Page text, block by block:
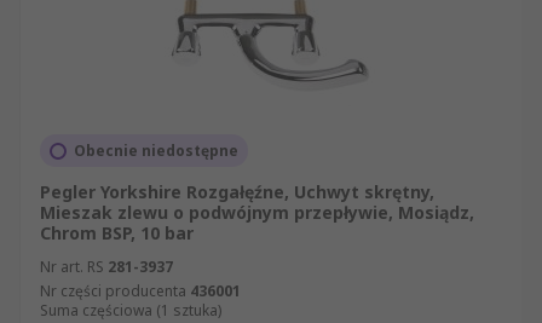
Obecnie niedostępne
Pegler Yorkshire Rozgałęźne, Uchwyt skrętny,
Mieszak zlewu o podwójnym przepływie, Mosiądz,
Chrom BSP, 10 bar
Nr art. RS 281-3937
Nr części producenta 436001
Suma częściowa (1 sztuka)